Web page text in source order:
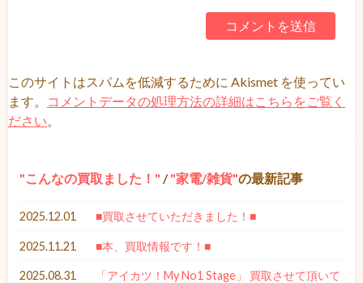
このサイトはスパムを低減するために Akismet を使ってい
ます。
コメントデータの処理方法の詳細はこちらをご覧く
ださい
こんなの買取ました！ / 家電/雑貨 の最新記事
2025.12.01 ■買取させていただきました！■
2025.11.21 ■本、買取情報です！■
2025.08.31
「アイカツ！My No1 Stage」 買取させて頂いて